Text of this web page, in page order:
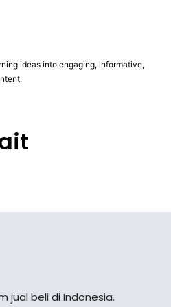
ideas into engaging, informative,
jual beli di Indonesia.